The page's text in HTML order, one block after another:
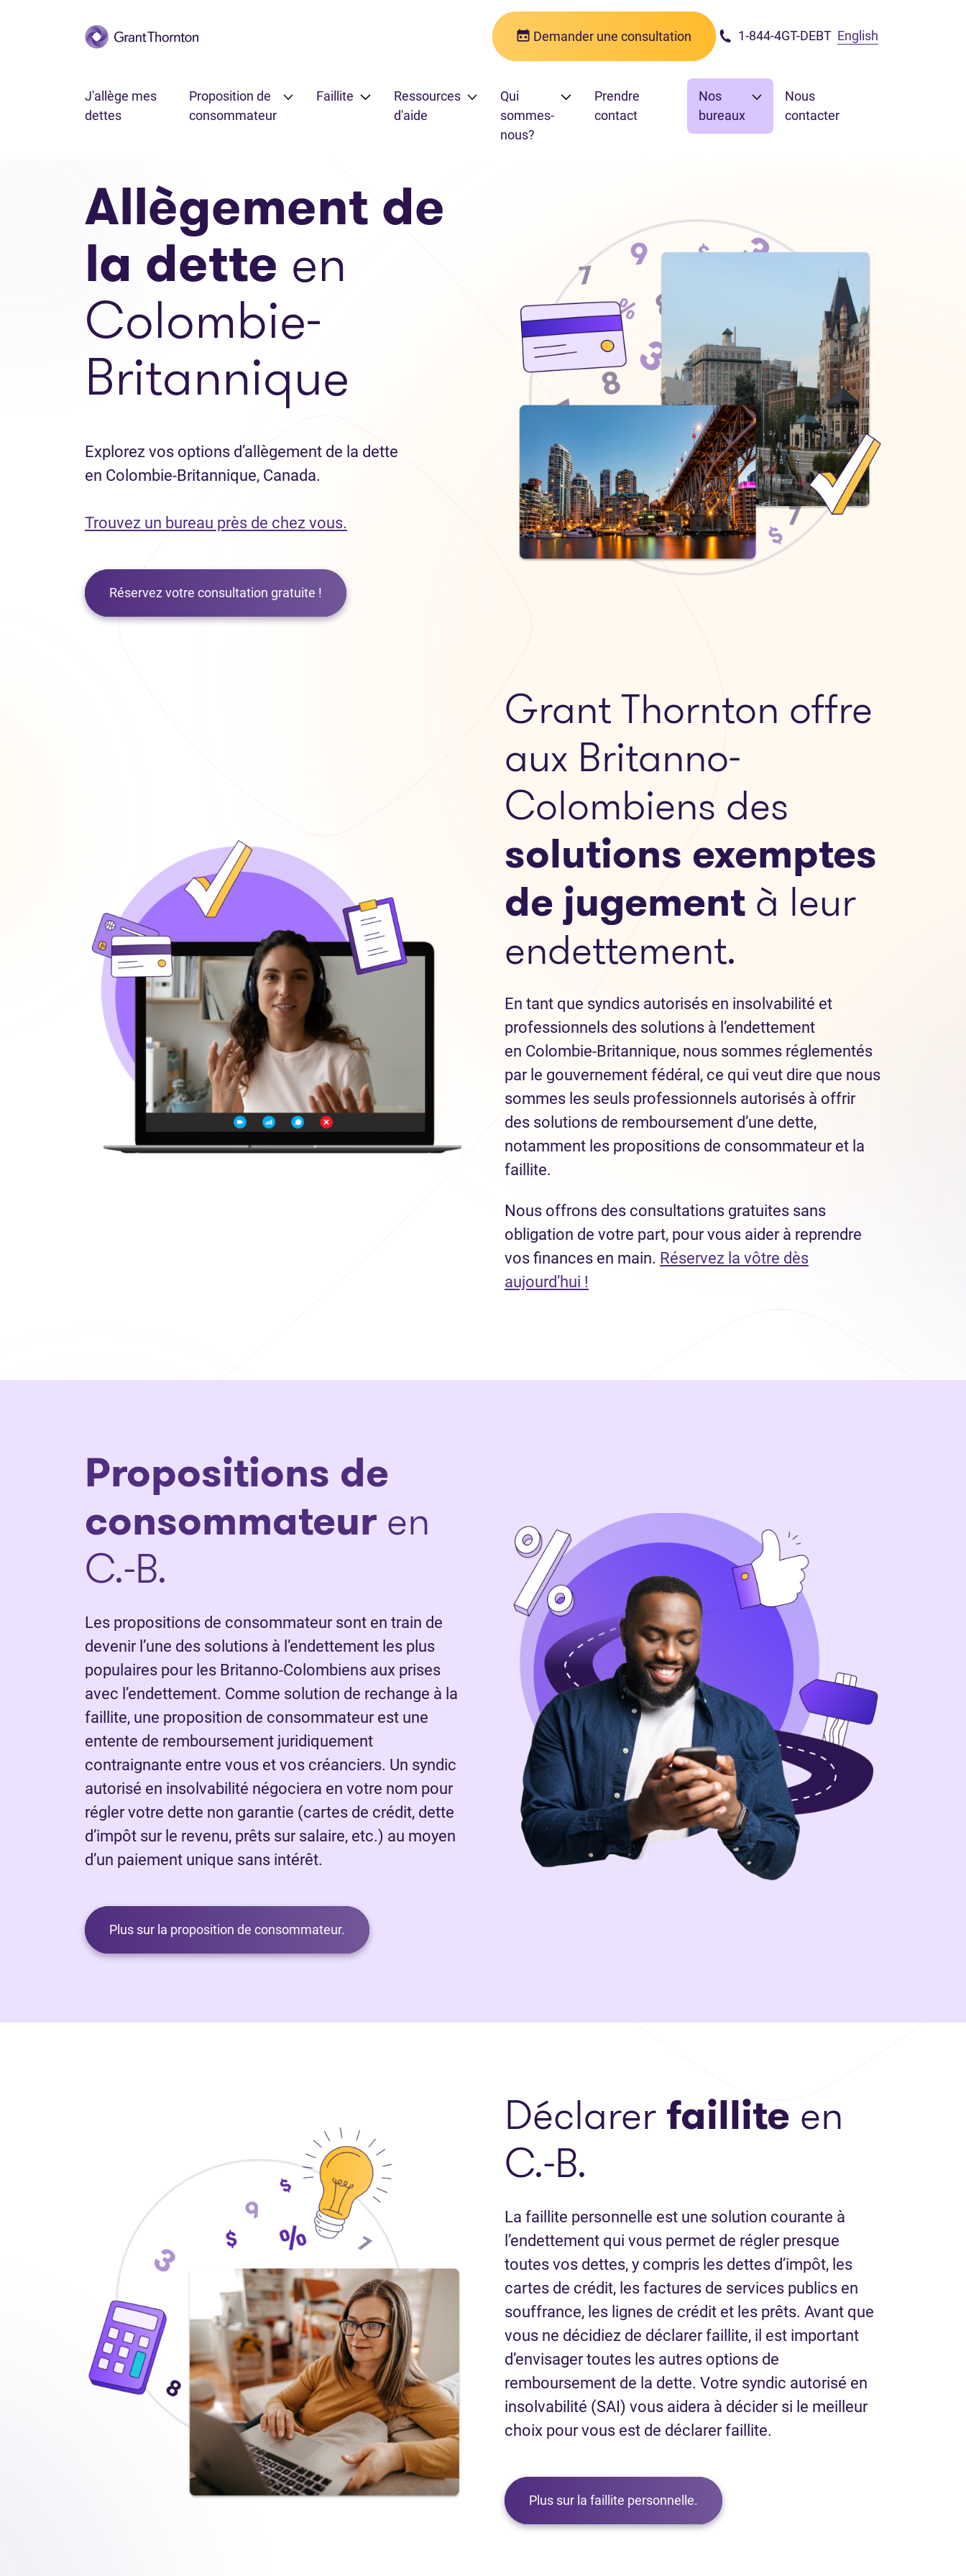
Passer au contenu principal Demander une consultation 1-844-4GT-DEBT English
J'allège mes
dettes
Proposition de
consommateur
Faillite
Ressources
d'aide
Qui
sommes-
nous?
Prendre
contact
Nos
bureaux
Nous
contacter
Allègement de
la dette en
Colombie-
Britannique
Explorez vos options d’allègement de la dette
en Colombie-Britannique, Canada.
Trouvez un bureau près de chez vous.
Réservez votre consultation gratuite !
Grant Thornton offre
aux Britanno-
Colombiens des
solutions exemptes
de jugement à leur
endettement.
En tant que syndics autorisés en insolvabilité et
professionnels des solutions à l’endettement
en Colombie-Britannique, nous sommes réglementés
par le gouvernement fédéral, ce qui veut dire que nous
sommes les seuls professionnels autorisés à offrir
des solutions de remboursement d’une dette,
notamment les propositions de consommateur et la
faillite.
Nous offrons des consultations gratuites sans
obligation de votre part, pour vous aider à reprendre
vos finances en main. Réservez la vôtre dès
aujourd’hui !
Propositions de
consommateur en
C.-B.
Les propositions de consommateur sont en train de
devenir l’une des solutions à l’endettement les plus
populaires pour les Britanno-Colombiens aux prises
avec l’endettement. Comme solution de rechange à la
faillite, une proposition de consommateur est une
entente de remboursement juridiquement
contraignante entre vous et vos créanciers. Un syndic
autorisé en insolvabilité négociera en votre nom pour
régler votre dette non garantie (cartes de crédit, dette
d’impôt sur le revenu, prêts sur salaire, etc.) au moyen
d’un paiement unique sans intérêt.
Plus sur la proposition de consommateur.
Déclarerfaillite en
C.-B.
La faillite personnelle est une solution courante à
l’endettement qui vous permet de régler presque
toutes vos dettes, y compris les dettes d’impôt, les
cartes de crédit, les factures de services publics en
souffrance, les lignes de crédit et les prêts. Avant que
vous ne décidiez de déclarer faillite, il est important
d’envisager toutes les autres options de
remboursement de la dette. Votre syndic autorisé en
insolvabilité (SAI) vous aidera à décider si le meilleur
choix pour vous est de déclarer faillite.
Plus sur la faillite personnelle.